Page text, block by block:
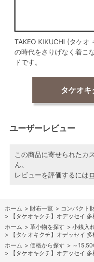
TAKEO KIKUCHI (タケオ
の時代をさりげなく着こ
ドです。
タケオ
ユーザーレビュー
この商品に寄せられたカ
ん。
レビューを評価するには
ホーム > 財布一覧 > コンパクト
>
【タケオキクチ】オデッセイ
ホーム > 革小物を探す > 小銭入
>
【タケオキクチ】オデッセイ
ホーム > 価格から探す > ～
>
【タケオキクチ】オデッセイ